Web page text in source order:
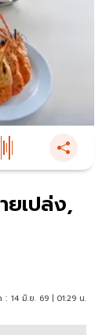
เปล่ง,
: 14 มิ.ย. 69 | 01:29 น.